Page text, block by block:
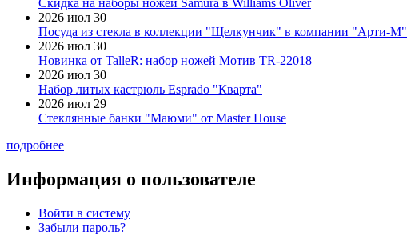
Скидка на наборы ножей Samura в Williams Oliver
2026 июл 30
Посуда из стекла в коллекции "Щелкунчик" в компании "Арти-М"
2026 июл 30
Новинка от TalleR: набор ножей Мотив TR-22018
2026 июл 30
Набор литых кастрюль Esprado "Кварта"
2026 июл 29
Стеклянные банки "Маюми" от Master House
подробнее
Информация о пользователе
Войти в систему
Забыли пароль?